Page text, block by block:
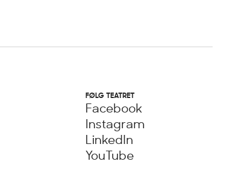
FØLG TEATRET
Facebook
Instagram
LinkedIn
YouTube